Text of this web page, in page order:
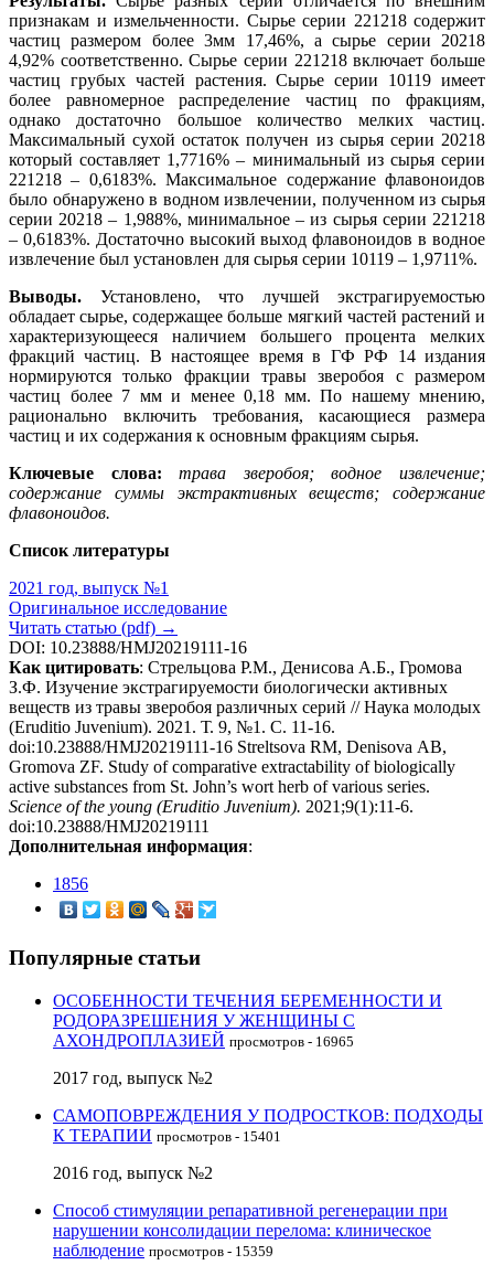
признакам и измельченности. Сырье серии 221218 содержит
частиц размером более 3мм 17,46%, а сырье серии 20218
4,92% соответственно. Сырье серии 221218 включает больше
частиц грубых частей растения. Сырье серии 10119 имеет
более равномерное распределение частиц по фракциям,
однако достаточно большое количество мелких частиц.
Максимальный сухой остаток получен из сырья серии 20218
который составляет 1,7716% – минимальный из сырья серии
221218 – 0,6183%. Максимальное содержание флавоноидов
было обнаружено в водном извлечении, полученном из сырья
серии 20218 – 1,988%, минимальное – из сырья серии 221218
– 0,6183%. Достаточно высокий выход флавоноидов в водное
извлечение был установлен для сырья серии 10119 – 1,9711%.
Выводы. Установлено, что лучшей экстрагируемостью
обладает сырье, содержащее больше мягкий частей растений и
характеризующееся наличием большего процента мелких
фракций частиц. В настоящее время в ГФ РФ 14 издания
нормируются только фракции травы зверобоя с размером
частиц более 7 мм и менее 0,18 мм. По нашему мнению,
рационально включить требования, касающиеся размера
частиц и их содержания к основным фракциям сырья.
Ключевые слова:
трава зверобоя; водное извлечение;
содержание суммы экстрактивных веществ; содержание
флавоноидов.
Список литературы
2021 год, выпуск №1
Оригинальное исследование
Читать статью (pdf) →
DOI: 10.23888/HMJ20219111-16
Как цитировать: Стрельцова Р.М., Денисова А.Б., Громова
З.Ф. Изучение экстрагируемости биологически активных
веществ из травы зверобоя различных серий // Наука молодых
(Eruditio Juvenium). 2021. Т. 9, №1. С. 11-16.
doi:10.23888/HMJ20219111-16 Streltsova RM, Denisova АB,
Gromova ZF. Study of comparative extractability of biologically
active substances from St. John’s wort herb of various series.
Science of the young (Eruditio Juvenium). 2021;9(1):11-6.
doi:10.23888/HMJ20219111
Дополнительная информация:
1856
Популярные статьи
ОСОБЕННОСТИ ТЕЧЕНИЯ БЕРЕМЕННОСТИ И
РОДОРАЗРЕШЕНИЯ У ЖЕНЩИНЫ С
АХОНДРОПЛАЗИЕЙ просмотров - 16965
2017 год, выпуск №2
САМОПОВРЕЖДЕНИЯ У ПОДРОСТКОВ: ПОДХОДЫ
К ТЕРАПИИ просмотров - 15401
2016 год, выпуск №2
Способ стимуляции репаративной регенерации при
нарушении консолидации перелома: клиническое
наблюдение просмотров - 15359